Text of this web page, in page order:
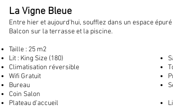
Entre hier et aujourd'hui, soufflez dans un espace
Balcon sur la terrasse et la piscine.
Taille : 25 m2
Lit : King Size (180)
Climatisation réversible
Wifi Gratuit
Bureau
Coin Salon​
Plateau d'accueil
La Vigne Bleue